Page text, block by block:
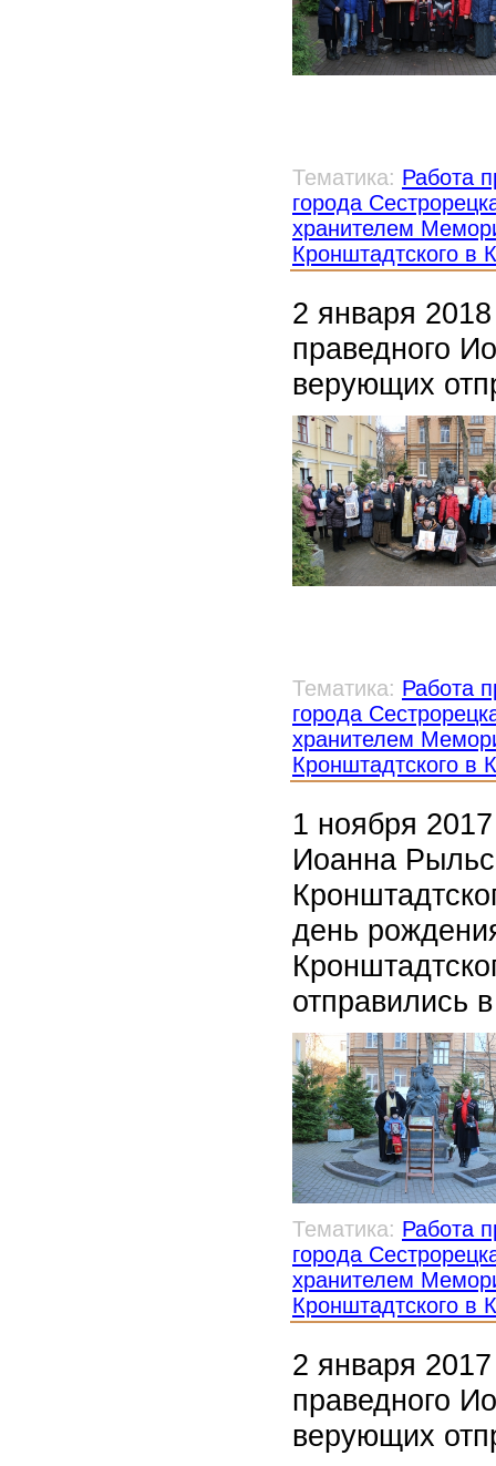
Тематика: Работа
города
хранителем
Кронштадтского в
2 января
праведного
верующих
Тематика: Работа
города
хранителем
Кронштадтского в
1 ноября
Иоанна
день
отправились
Тематика: Работа
города
хранителем
Кронштадтского в
2 января
праведного
верующих